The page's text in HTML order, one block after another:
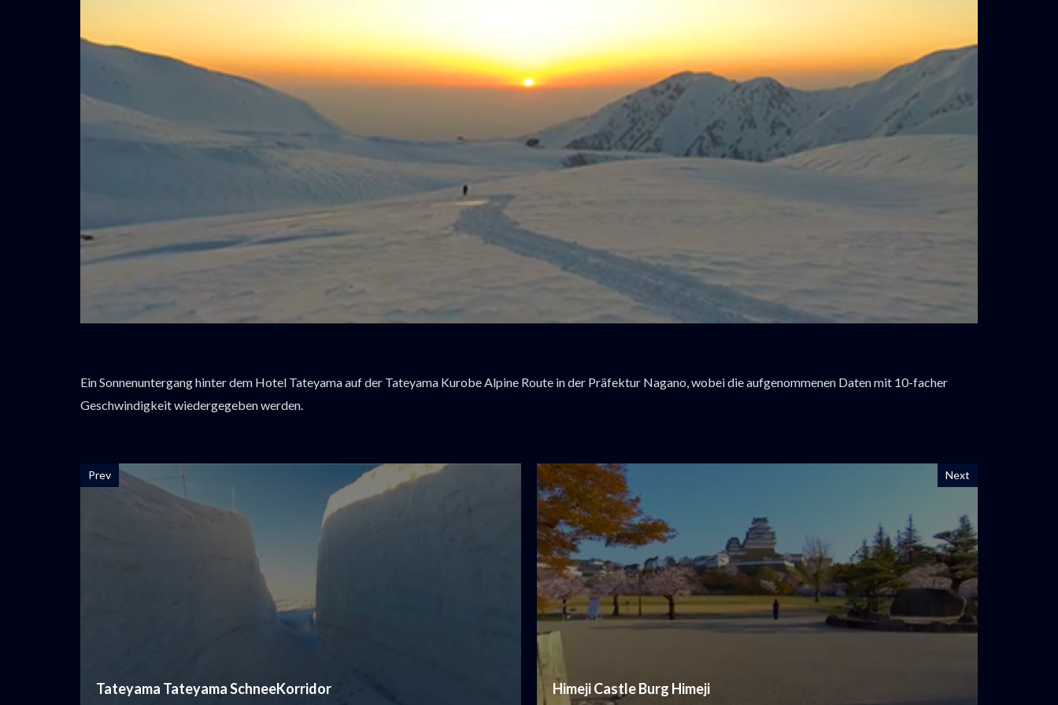
Ein Sonnenuntergang hinter dem Hotel Tateyama auf der Tateyama Kurobe Alpine Route in der Präfektur Nagano, wobei die aufgenommenen Daten mit 10-facher
Geschwindigkeit wiedergegeben werden.
Prev
Tateyama Tateyama SchneeKorridor
Next
Himeji Castle Burg Himeji